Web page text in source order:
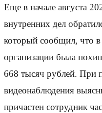
Еще в начале августа
внутренних дел
который сообщил, что
организации была
668 тысяч рублей. При
видеонаблюдения
причастен сотрудник